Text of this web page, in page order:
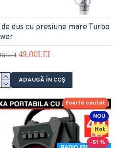
de dus cu presiune mare Turbo
49,00LEI
ADAUGĂ ÎN COŞ
NOU
Hot
Foarte cautat
-51 %